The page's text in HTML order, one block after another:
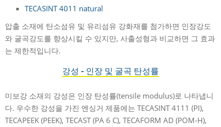
TECASINT 4011 natural
압출 소재에 탄소섬유 및 유리섬유 강화재를 첨가하면 인장강도
와 굴곡강도를 향상시킬 수 있지만, 사출성형과 비교하면 그 효과
는 제한적입니다.
강성 - 인장 및 굴곡 탄성률
미보강 소재의 강성은 인장 탄성률(tensile modulus)로 나타냅니
다. 우수한 강성을 가진 엔싱거 제품에는 TECASINT 4111 (PI),
TECAPEEK (PEEK), TECAST (PA 6 C), TECAFORM AD (POM-H),